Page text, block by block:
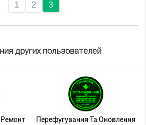
1 2 3
других пользователей
Перефугування Та Оновлення